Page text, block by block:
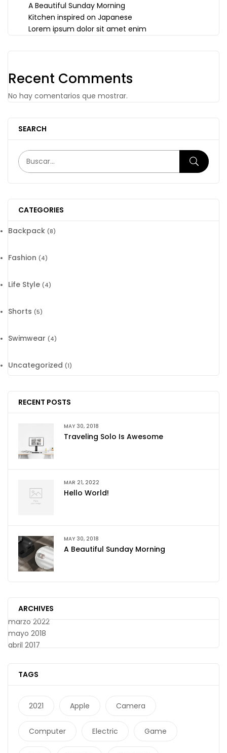
A Beautiful Sunday Morning
Kitchen inspired on Japanese
Lorem ipsum dolor sit amet enim
Recent Comments
No hay comentarios que mostrar.
SEARCH
CATEGORIES
Backpack (8)
Fashion (4)
Life Style (4)
Shorts (5)
Swimwear (4)
Uncategorized (1)
RECENT POSTS
MAY 30, 2018
Traveling Solo Is Awesome
MAR 21, 2022
Hello World!
MAY 30, 2018
A Beautiful Sunday Morning
ARCHIVES
marzo 2022
mayo 2018
abril 2017
TAGS
2021 Apple Camera
Computer Electric Game